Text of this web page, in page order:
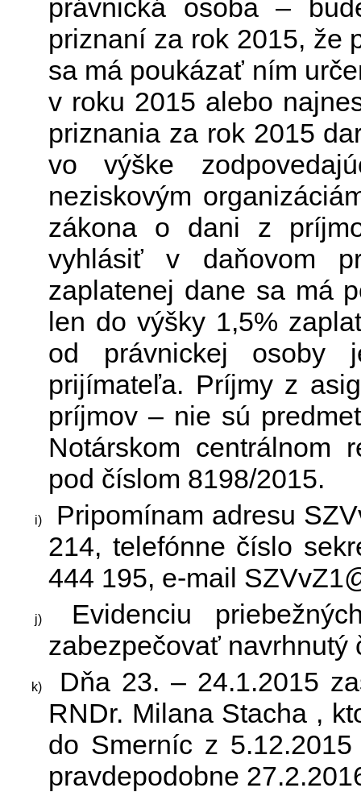
právnická osoba –
priznaní za rok 2015, že
sa má poukázať ním
v roku 2015 alebo
priznania za rok 2015
vo výške
neziskovým
zákona o dani z
vyhlásiť v daňovom
zaplatenej dane sa má
len do výšky 1,5%
od právnickej osoby
prijímateľa. Príjmy z
príjmov – nie sú
Notárskom centrálnom
pod číslom 8198/2015.
Pripomínam adresu
214, telefónne číslo
444 195, e-mail
Evidenciu
zabezpečovať navrhnutý
Dňa 23. – 24.1.2015
RNDr. Milana Stacha ,
do Smerníc z
pravdepodobne